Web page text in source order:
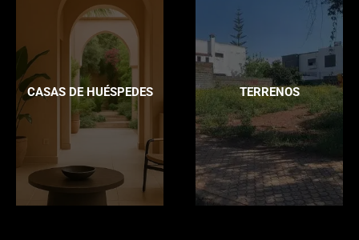
CASAS DE HUÉSPEDES TERRENOS